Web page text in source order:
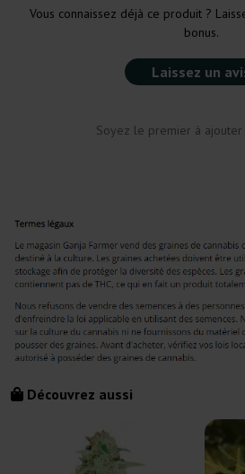
Vous connaissez déjà ce produit ?
bonus.
Laissez un
Soyez le premier à
Découvrez aussi